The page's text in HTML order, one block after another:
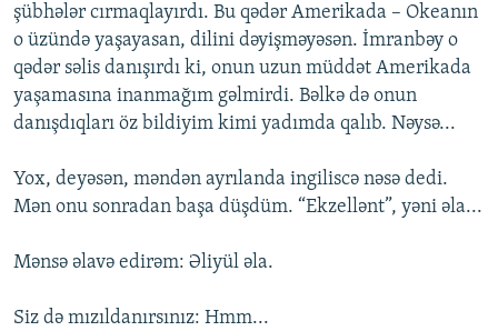
şübhələr cırmaqlayırdı. Bu qədər Amerikada – Okeanın
o üzündə yaşayasan, dilini dəyişməyəsən. İmranbəy o
qədər səlis danışırdı ki, onun uzun müddət Amerikada
yaşamasına inanmağım gəlmirdi. Bəlkə də onun
danışdıqları öz bildiyim kimi yadımda qalıb. Nəysə...
Yox, deyəsən, məndən ayrılanda ingiliscə nəsə dedi.
Mən onu sonradan başa düşdüm. “Ekzellənt”, yəni əla...
Mənsə əlavə edirəm: Əliyül əla.
Siz də mızıldanırsınız: Hmm...